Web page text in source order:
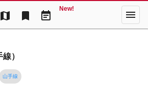
map bookmark event_note
New! menu
）
山手線